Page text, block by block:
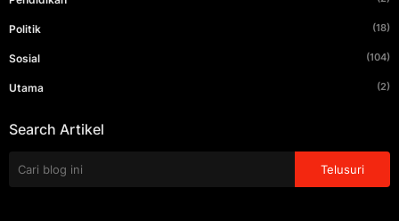
Politik (18)
Sosial (104)
Utama (2)
Search Artikel